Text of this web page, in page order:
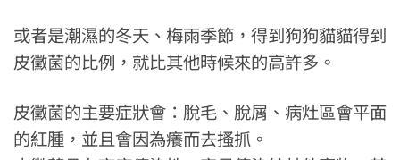
或者是潮濕的冬天、梅雨季節，得到狗狗貓貓得到
皮黴菌的比例，就比其他時候來的高許多。
皮黴菌的主要症狀會：脫毛、脫屑、病灶區會平面
的紅腫，並且會因為癢而去搔抓。